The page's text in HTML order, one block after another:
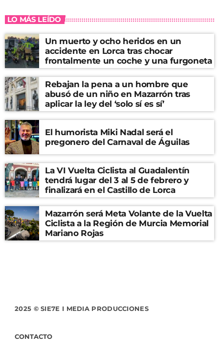
LO MÁS LEÍDO
Un muerto y ocho heridos en un
accidente en Lorca tras chocar
frontalmente un coche y una furgoneta
Rebajan la pena a un hombre que
abusó de un niño en Mazarrón tras
aplicar la ley del ‘solo sí es sí’
El humorista Miki Nadal será el
pregonero del Carnaval de Águilas
La VI Vuelta Ciclista al Guadalentín
tendrá lugar del 3 al 5 de febrero y
finalizará en el Castillo de Lorca
Mazarrón será Meta Volante de la Vuelta
Ciclista a la Región de Murcia Memorial
Mariano Rojas
2025 © SIE7E I MEDIA PRODUCCIONES
CONTACTO